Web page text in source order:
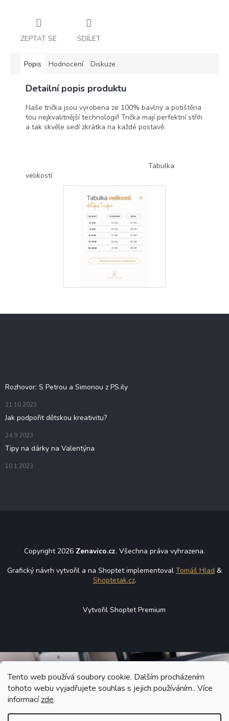
Tento web používá soubory cookie. Dalším procházením
tohoto webu vyjadřujete souhlas s jejich používáním.. Více
informacízde.
ZEPTAT SE SDÍLET
Popis Hodnocení Diskuze
Detailní popis produktu
Naše trička jsou vyrobena ze 100% bavlny a potištěna
tou nejkvalitnější technologií! Trička mají perfektní střih
a tak skvěle sedí zkrátka na každé postavě.
Tabulka
velikostí:
Rozhovor: S Petrou a Simonou z PS.ily
21.10.2023
Jak podpořit dětskou kreativitu?
24.9.2023
Tipy na dárky na Valentýna
10.1.2023
Copyright 2026 Zenavico.cz. Všechna práva vyhrazena.
Grafický návrh vytvořil a na Shoptet implementoval Tomáš Hlad &
Shoptetak.cz.
Vytvořil Shoptet Premium